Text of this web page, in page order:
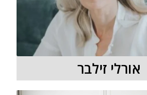
אורלי זילבר